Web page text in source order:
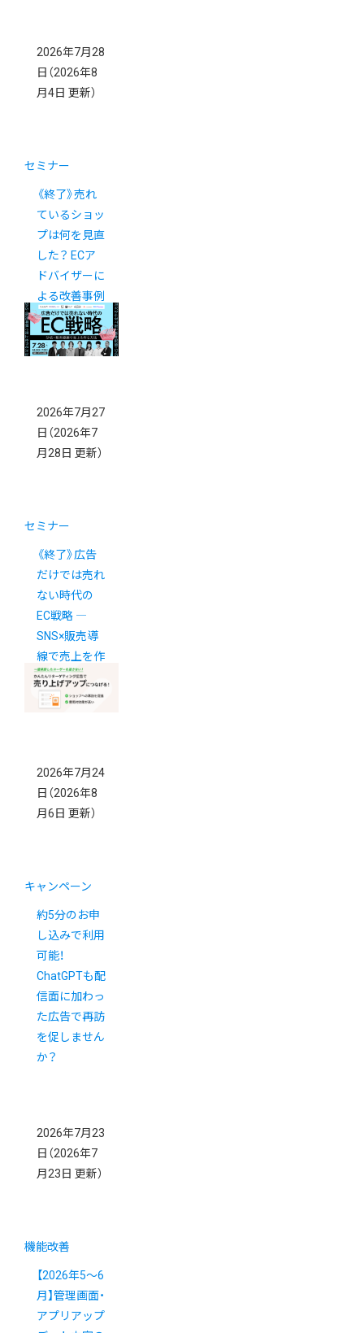
2026年7月28
日 （2026年8
月4日 更新）
セミナー
《終了》売れ
ているショッ
プは何を見直
した？ ECア
ドバイザーに
よる改善事例
を大公開
2026年7月27
日 （2026年7
月28日 更新）
セミナー
《終了》広告
だけでは売れ
ない時代の
EC戦略 ―
SNS×販売導
線で売上を作
る方法 ―
2026年7月24
日 （2026年8
月6日 更新）
キャンペーン
約5分のお申
し込みで利用
可能！
ChatGPTも配
信面に加わっ
た広告で再訪
を促しません
か？
2026年7月23
日 （2026年7
月23日 更新）
機能改善
【2026年5～6
月】管理画面・
アプリアップ